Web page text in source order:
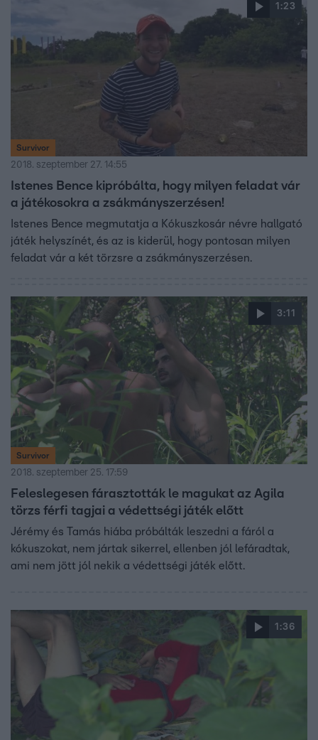
1:23
Survivor
2018. szeptember 27. 14:55
Istenes Bence kipróbálta, hogy milyen feladat vár
a játékosokra a zsákmányszerzésen!
Istenes Bence megmutatja a Kókuszkosár névre hallgató
játék helyszínét, és az is kiderül, hogy pontosan milyen
feladat vár a két törzsre a zsákmányszerzésen.
3:11
Survivor
2018. szeptember 25. 17:59
Feleslegesen fárasztották le magukat az Agila
törzs férfi tagjai a védettségi játék előtt
Jérémy és Tamás hiába próbálták leszedni a fáról a
kókuszokat, nem jártak sikerrel, ellenben jól lefáradtak,
ami nem jött jól nekik a védettségi játék előtt.
1:36